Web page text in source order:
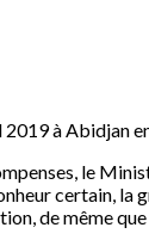
à Abidjan
le
certain,
de même